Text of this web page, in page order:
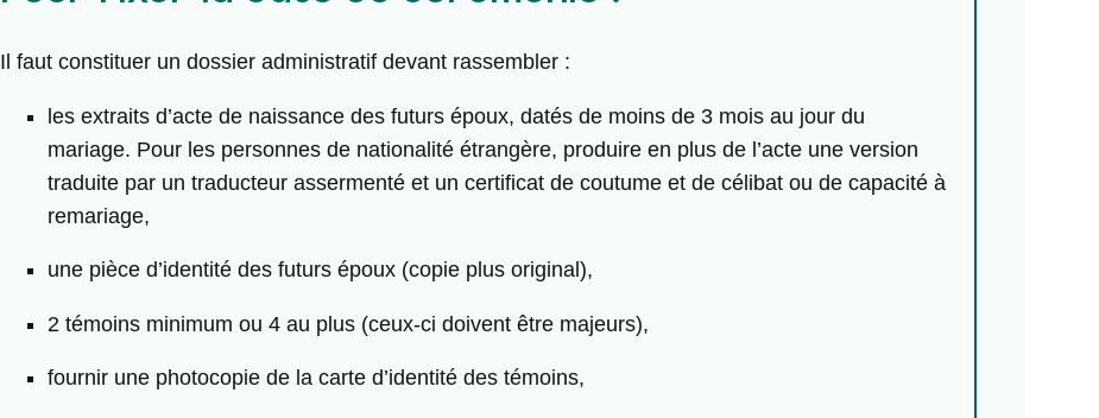
Il faut constituer un dossier administratif devant rassembler :
les extraits d’acte de naissance des futurs époux, datés de moins de 3 mois au jour du
mariage. Pour les personnes de nationalité étrangère, produire en plus de l’acte une version
traduite par un traducteur assermenté et un certificat de coutume et de célibat ou de capacité à
remariage,
une pièce d’identité des futurs époux (copie plus original),
2 témoins minimum ou 4 au plus (ceux-ci doivent être majeurs),
fournir une photocopie de la carte d’identité des témoins,